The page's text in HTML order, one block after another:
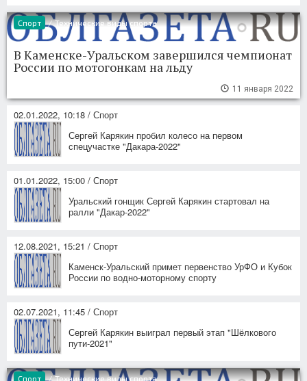
Спорт / Технические виды спорта
В Каменске-Уральском завершился чемпионат
России по мотогонкам на льду
11 января 2022
02.01.2022, 10:18 / Спорт
Сергей Карякин пробил колесо на первом
спецучастке "Дакара-2022"
01.01.2022, 15:00 / Спорт
Уральский гонщик Сергей Карякин стартовал на
ралли "Дакар-2022"
12.08.2021, 15:21 / Спорт
Каменск-Уральский примет первенство УрФО и Кубок
России по водно-моторному спорту
02.07.2021, 11:45 / Спорт
Сергей Карякин выиграл первый этап "Шёлкового
пути-2021"
Спорт / Технические виды спорта